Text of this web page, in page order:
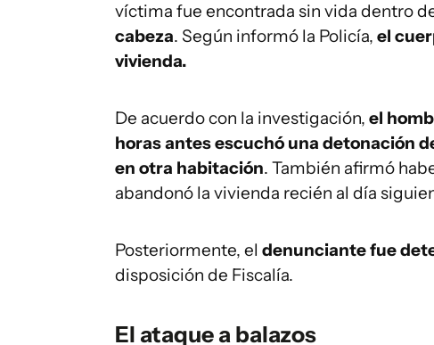
víctima fue encontrada sin vida dentro
cabeza. Según informó la Policía, el
vivienda.
De acuerdo con la investigación, el
horas antes escuchó una detonación
en otra habitación. También afirmó
abandonó la vivienda recién al día
Posteriormente, el denunciante fue
disposición de Fiscalía.
El ataque a balazos